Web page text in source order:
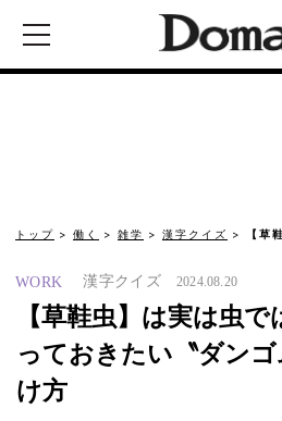
トップ 働く 雑学 漢字クイズ 【草
WORK 漢字クイズ 2024.08.20
【草鞋虫】は実は虫
っておきたい〝ダン
け方